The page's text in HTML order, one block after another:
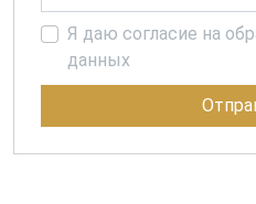
Я даю согласие на
данных